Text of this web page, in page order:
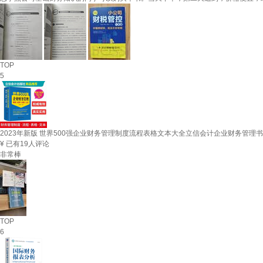
TOP
5
2023年新版 世界500强企业财务管理制度流程表格文本大全立信会计企业财务管理
¥ 已有19人评论
非常棒
TOP
6